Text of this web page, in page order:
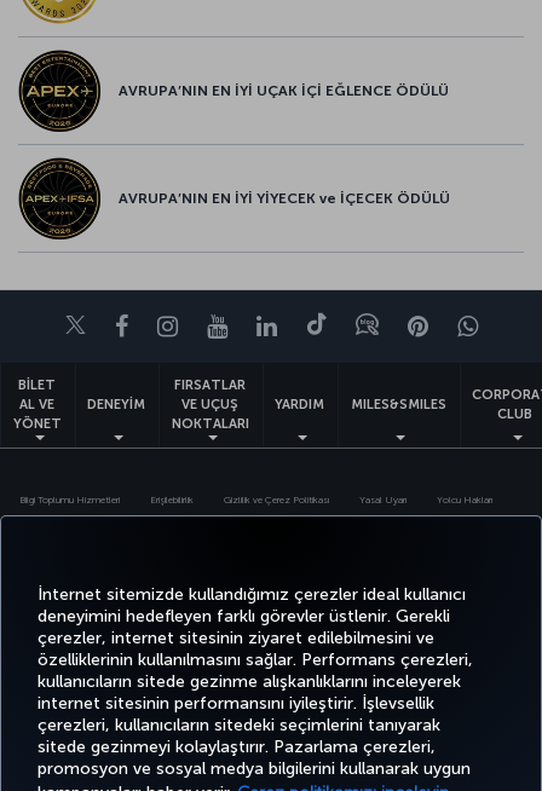
İnternet sitemizde kullandığımız çerezler ideal kullanıcı
deneyimini hedefleyen farklı görevler üstlenir. Gerekli
çerezler, internet sitesinin ziyaret edilebilmesini ve
özelliklerinin kullanılmasını sağlar. Performans çerezleri,
kullanıcıların sitede gezinme alışkanlıklarını inceleyerek
internet sitesinin performansını iyileştirir. İşlevsellik
çerezleri, kullanıcıların sitedeki seçimlerini tanıyarak
sitede gezinmeyi kolaylaştırır. Pazarlama çerezleri,
promosyon ve sosyal medya bilgilerini kullanarak uygun
AVRUPA’NIN EN İYİ UÇAK İÇİ EĞLENCE ÖDÜLÜ
AVRUPA’NIN EN İYİ YİYECEK ve İÇECEK ÖDÜLÜ
TwitterFacebookInstagram
YoutubeLinkedIn
TiktokBlogPinterest
BİLET
AL VE
YÖNET
DENEYİM
FIRSATLAR
VE UÇUŞ
NOKTALARI
YARDIM MILES&SMILES
CLUB
Bilgi Toplumu Hizmetleri Erişilebilirlik Gizlilik ve Çerez Politikası Yasal Uyarı Yolcu Hakları